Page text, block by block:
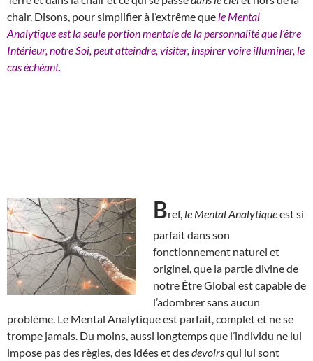
chair. Disons, pour simplifier à l’extrême que le Mental
Analytique est la seule portion mentale de la personnalité que l’être
Intérieur, notre Soi, peut atteindre, visiter, inspirer voire illuminer, le
cas échéant.
Bref, le Mental Analytiqueest si
parfait dans son
fonctionnement naturel et
originel, que la partie divine de
notre Être Global est capable de
l’adombrer sans aucun
problème. Le Mental Analytique est parfait, complet et ne se
trompe jamais. Du moins, aussi longtemps que l’individu ne lui
impose pas des règles, des idées et desdevoirsqui lui sont